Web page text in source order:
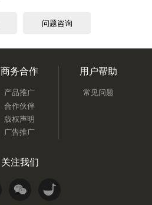
问题咨询
商务合作
产品推广
合作伙伴
版权声明
广告推广
用户帮助
常见问题
关注我们